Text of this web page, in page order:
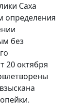
Саха
определения
без
20 октября